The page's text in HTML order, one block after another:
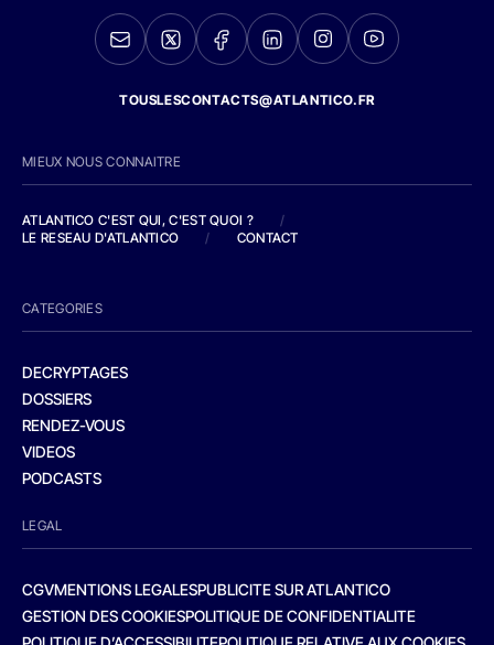
TOUSLESCONTACTS@ATLANTICO.FR
MIEUX NOUS CONNAITRE
ATLANTICO C'EST QUI, C'EST QUOI ?
/
LE RESEAU D'ATLANTICO
/ CONTACT
CATEGORIES
DECRYPTAGES
DOSSIERS
RENDEZ-VOUS
VIDEOS
PODCASTS
LEGAL
CGVMENTIONS LEGALESPUBLICITE SUR ATLANTICO
GESTION DES COOKIESPOLITIQUE DE CONFIDENTIALITE